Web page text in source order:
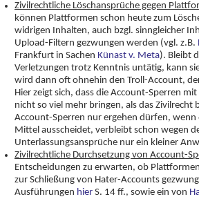
Zivilrechtliche Löschansprüche gegen
können Plattformen schon heute zum
widrigen Inhalten, auch bzgl. sinngleicher
Upload-Filtern gezwungen werden (vgl. z.B.
Frankfurt in Sachen Künast v. Meta). Bleibt
Verletzungen trotz Kenntnis untätig, kann
wird dann oft ohnehin den Troll-Account,
Hier zeigt sich, dass die Account-Sperren
nicht so viel mehr bringen, als das Zivilrecht
Account-Sperren nur ergehen dürfen,
Mittel ausscheidet, verbleibt schon wegen
Unterlassungsansprüche nur ein kleiner
Zivilrechtliche Durchsetzung von Account-
Entscheidungen zu erwarten, ob
zur Schließung von Hater-Accounts
Ausführungen hier S. 14 ff., sowie ein von